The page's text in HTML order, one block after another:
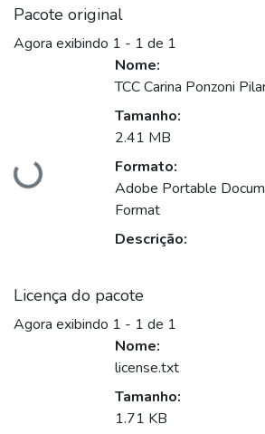
Pacote original
Agora exibindo 1 - 1 de 1
Carregando...
Nome:
TCC Carina Ponzoni
Tamanho:
2.41 MB
Formato:
Adobe Portable
Format
Descrição:
Licença do pacote
Agora exibindo 1 - 1 de 1
Nome:
license.txt
Tamanho:
1.71 KB